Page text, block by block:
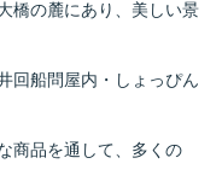
橋の麓にあり、美しい景
回船問屋内・しょっぴん
商品を通して、多くの